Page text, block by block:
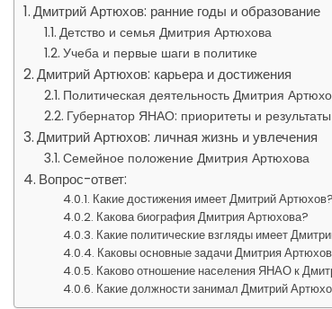
Дмитрий Артюхов: ранние годы и образование
Детство и семья Дмитрия Артюхова
Учеба и первые шаги в политике
Дмитрий Артюхов: карьера и достижения
Политическая деятельность Дмитрия
Губернатор ЯНАО: приоритеты и результаты
Дмитрий Артюхов: личная жизнь и увлечения
Семейное положение Дмитрия Артюхова
Вопрос-ответ:
Какие достижения имеет Дмитрий Артюхов?
Какова биография Дмитрия Артюхова?
Какие политические взгляды имеет
Каковы основные задачи Дмитрия
Каково отношение населения ЯНАО к
Какие должности занимал Дмитрий